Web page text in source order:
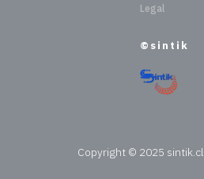
Legal
©sintik
Copyright © 2025 sintik.cl